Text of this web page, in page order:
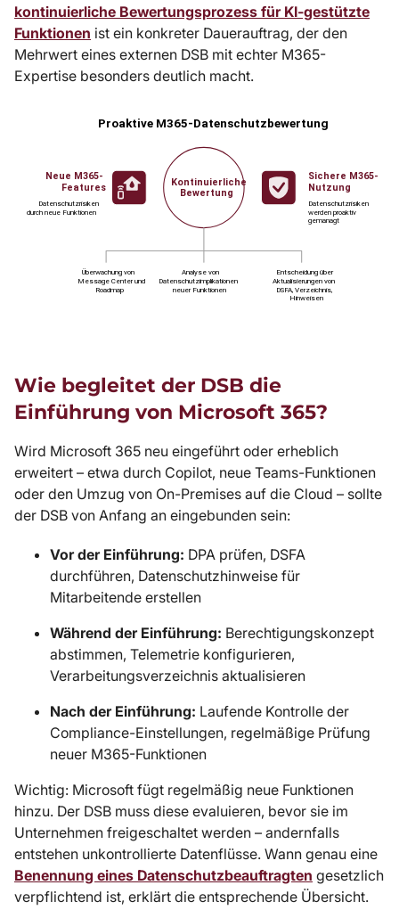
kontinuierliche Bewertungsprozess für KI-gestützte
Funktionen ist ein konkreter Dauerauftrag, der den
Mehrwert eines externen DSB mit echter M365-
Expertise besonders deutlich macht.
Wie begleitet der DSB die
Einführung von Microsoft 365?
Wird Microsoft 365 neu eingeführt oder erheblich
erweitert – etwa durch Copilot, neue Teams-Funktionen
oder den Umzug von On-Premises auf die Cloud – sollte
der DSB von Anfang an eingebunden sein:
Vor der Einführung: DPA prüfen, DSFA
durchführen, Datenschutzhinweise für
Mitarbeitende erstellen
Während der Einführung: Berechtigungskonzept
abstimmen, Telemetrie konfigurieren,
Verarbeitungsverzeichnis aktualisieren
Nach der Einführung: Laufende Kontrolle der
Compliance-Einstellungen, regelmäßige Prüfung
neuer M365-Funktionen
Wichtig: Microsoft fügt regelmäßig neue Funktionen
hinzu. Der DSB muss diese evaluieren, bevor sie im
Unternehmen freigeschaltet werden – andernfalls
entstehen unkontrollierte Datenflüsse. Wann genau eine
Benennung eines Datenschutzbeauftragten gesetzlich
verpflichtend ist, erklärt die entsprechende Übersicht.